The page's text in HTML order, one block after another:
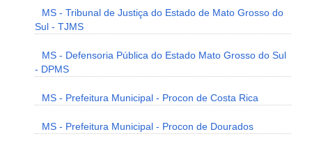
MS - Tribunal de Justiça do Estado de Mato Grosso do
Sul - TJMS
MS - Defensoria Pública do Estado Mato Grosso do Sul
- DPMS
MS - Prefeitura Municipal - Procon de Costa Rica
MS - Prefeitura Municipal - Procon de Dourados